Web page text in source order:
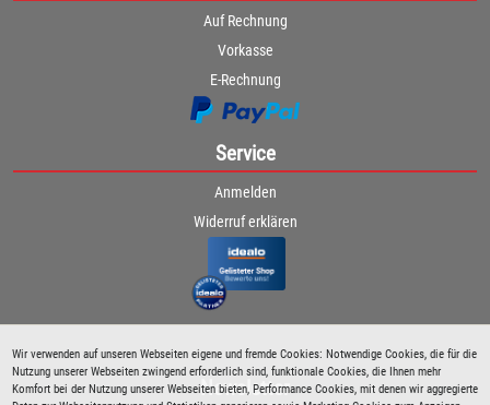
Wir verwenden auf unseren Webseiten eigene und fremde Cookies: Notwendige Cookies, die für die
Nutzung unserer Webseiten zwingend erforderlich sind, funktionale Cookies, die Ihnen mehr
Komfort bei der Nutzung unserer Webseiten bieten, Performance Cookies, mit denen wir aggregierte
Auf Rechnung
Vorkasse
E-Rechnung
Service
Anmelden
Widerruf erklären
Newsletter